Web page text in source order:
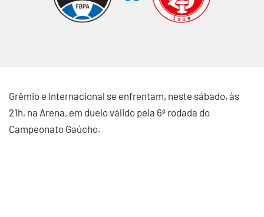
Grêmio e Internacional se enfrentam, neste sábado, às
21h, na Arena, em duelo válido pela 6ª rodada do
Campeonato Gaúcho.